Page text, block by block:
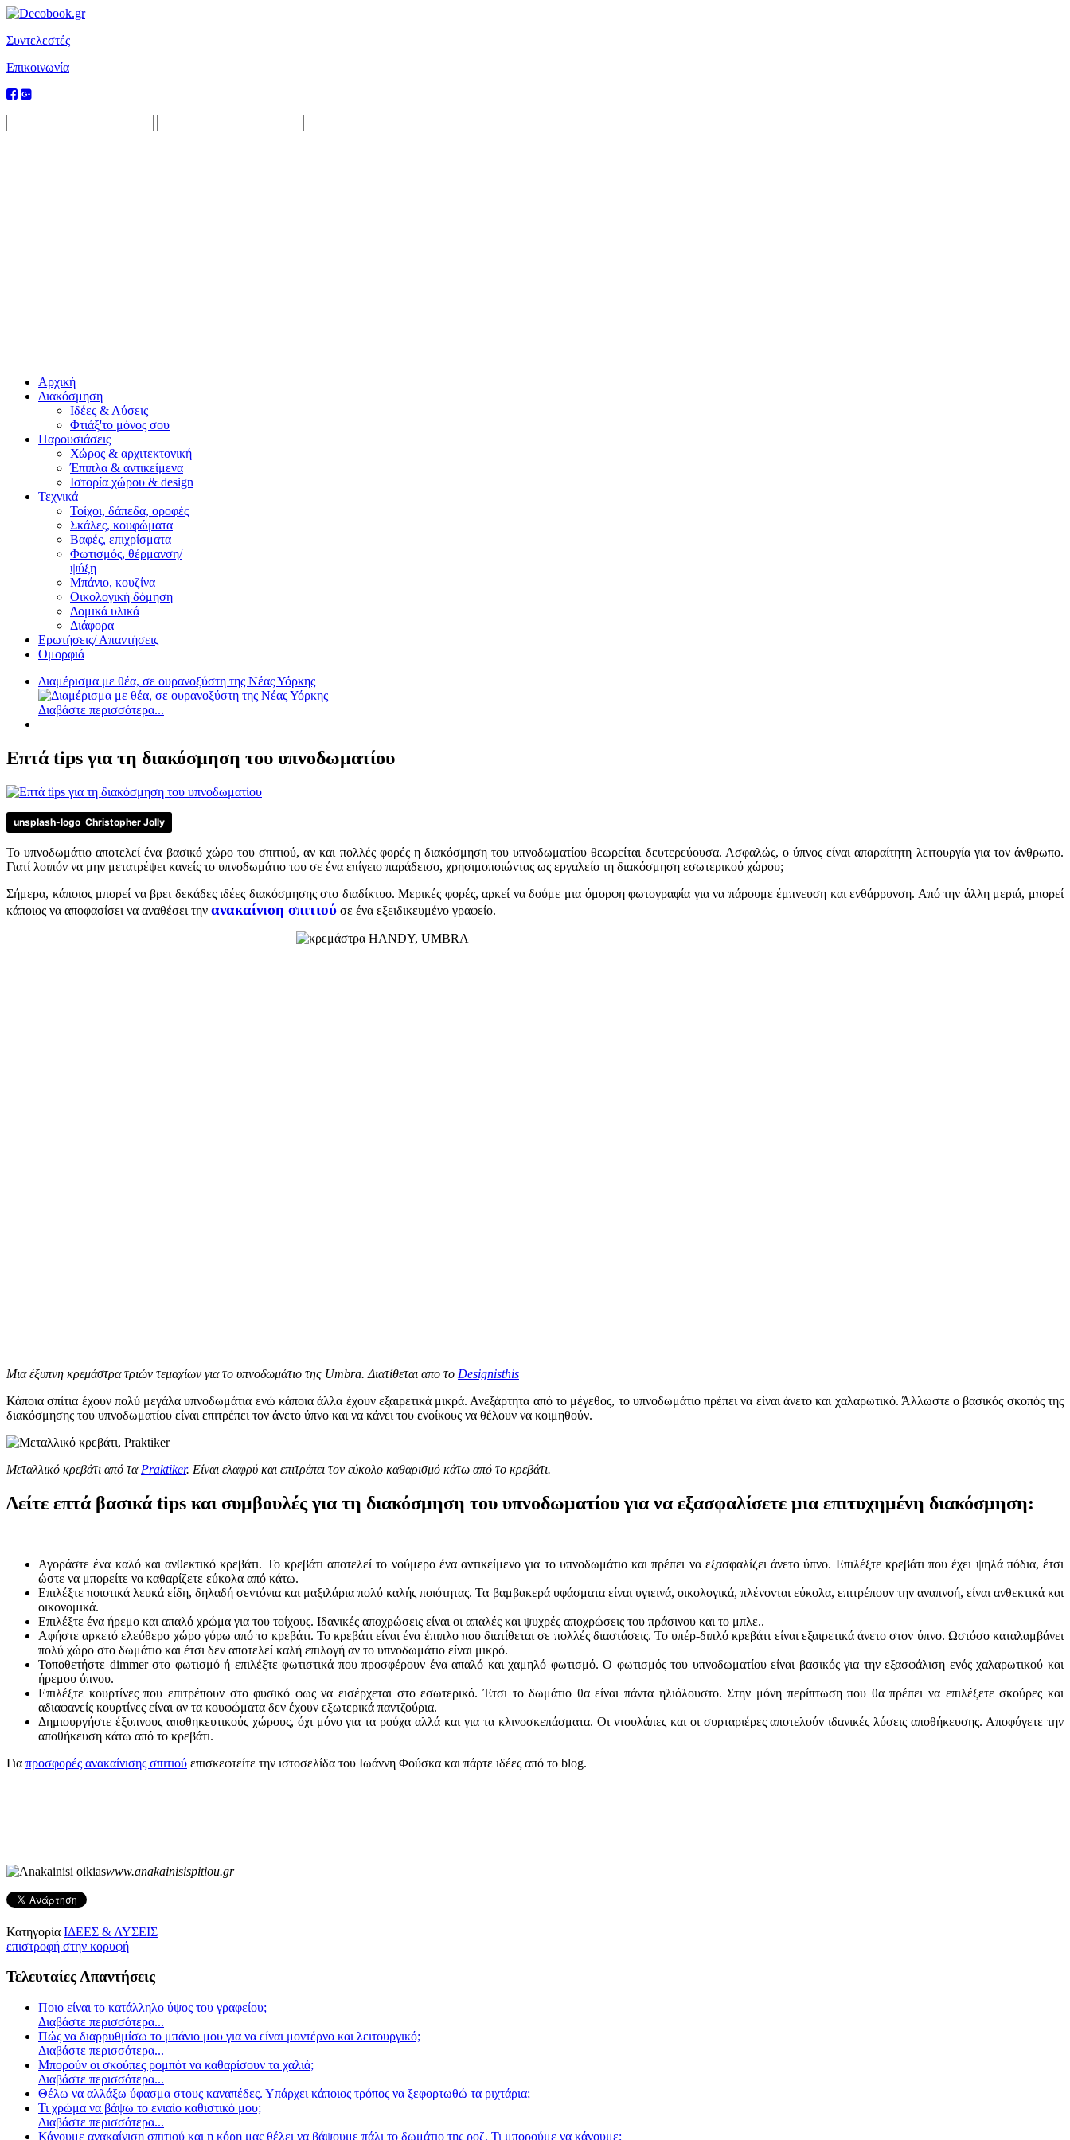
Συντελεστές
Επικοινωνία
Αρχική
Διακόσμηση
Ιδέες & Λύσεις
Φτιάξ'το μόνος σου
Παρουσιάσεις
Χώρος & αρχιτεκτονική
Έπιπλα & αντικείμενα
Ιστορία χώρου & design
Τεχνικά
Τοίχοι, δάπεδα, οροφές
Σκάλες, κουφώματα
Βαφές, επιχρίσματα
Φωτισμός, θέρμανση/
ψύξη
Μπάνιο, κουζίνα
Οικολογική δόμηση
Δομικά υλικά
Διάφορα
Ερωτήσεις/ Απαντήσεις
Ομορφιά
Διαμέρισμα με θέα, σε ουρανοξύστη της Νέας Υόρκης
Διαβάστε περισσότερα...
Επτά tips για τη διακόσμηση του υπνοδωματίου
unsplash-logo Christopher Jolly
Το υπνοδωμάτιο αποτελεί ένα βασικό χώρο του σπιτιού, αν και πολλές φορές η διακόσμηση του υπνοδωματίου θεωρείται δευτερεύουσα. Ασφαλώς, ο ύπνος είναι απαραίτητη λειτουργία για τον άνθρωπο.
Γιατί λοιπόν να μην μετατρέψει κανείς το υπνοδωμάτιο του σε ένα επίγειο παράδεισο, χρησιμοποιώντας ως εργαλείο τη διακόσμηση εσωτερικού χώρου;
Σήμερα, κάποιος μπορεί να βρει δεκάδες ιδέες διακόσμησης στο διαδίκτυο. Μερικές φορές, αρκεί να δούμε μια όμορφη φωτογραφία για να πάρουμε έμπνευση και ενθάρρυνση. Από την άλλη μεριά, μπορεί
κάποιος να αποφασίσει να αναθέσει την ανακαίνιση σπιτιού σε ένα εξειδικευμένο γραφείο.
Μια έξυπνη κρεμάστρα τριών τεμαχίων για το υπνοδωμάτιο της Umbra. Διατίθεται απο το Designisthis
Κάποια σπίτια έχουν πολύ μεγάλα υπνοδωμάτια ενώ κάποια άλλα έχουν εξαιρετικά μικρά. Ανεξάρτητα από το μέγεθος, το υπνοδωμάτιο πρέπει να είναι άνετο και χαλαρωτικό. Άλλωστε ο βασικός σκοπός της
διακόσμησης του υπνοδωματίου είναι επιτρέπει τον άνετο ύπνο και να κάνει του ενοίκους να θέλουν να κοιμηθούν.
Μεταλλικό κρεβάτι από τα Praktiker. Είναι ελαφρύ και επιτρέπει τον εύκολο καθαρισμό κάτω από το κρεβάτι.
Δείτε επτά βασικά tips και συμβουλές για τη διακόσμηση του υπνοδωματίου για να εξασφαλίσετε μια επιτυχημένη διακόσμηση:
Αγοράστε ένα καλό και ανθεκτικό κρεβάτι. Το κρεβάτι αποτελεί το νούμερο ένα αντικείμενο για το υπνοδωμάτιο και πρέπει να εξασφαλίζει άνετο ύπνο. Επιλέξτε κρεβάτι που έχει ψηλά πόδια, έτσι
ώστε να μπορείτε να καθαρίζετε εύκολα από κάτω.
Επιλέξτε ποιοτικά λευκά είδη, δηλαδή σεντόνια και μαξιλάρια πολύ καλής ποιότητας. Τα βαμβακερά υφάσματα είναι υγιεινά, οικολογικά, πλένονται εύκολα, επιτρέπουν την αναπνοή, είναι ανθεκτικά και
οικονομικά.
Επιλέξτε ένα ήρεμο και απαλό χρώμα για του τοίχους. Ιδανικές αποχρώσεις είναι οι απαλές και ψυχρές αποχρώσεις του πράσινου και το μπλε..
Αφήστε αρκετό ελεύθερο χώρο γύρω από το κρεβάτι. Το κρεβάτι είναι ένα έπιπλο που διατίθεται σε πολλές διαστάσεις. Το υπέρ-διπλό κρεβάτι είναι εξαιρετικά άνετο στον ύπνο. Ωστόσο καταλαμβάνει
πολύ χώρο στο δωμάτιο και έτσι δεν αποτελεί καλή επιλογή αν το υπνοδωμάτιο είναι μικρό.
Τοποθετήστε dimmer στο φωτισμό ή επιλέξτε φωτιστικά που προσφέρουν ένα απαλό και χαμηλό φωτισμό. Ο φωτισμός του υπνοδωματίου είναι βασικός για την εξασφάλιση ενός χαλαρωτικού και
ήρεμου ύπνου.
Επιλέξτε κουρτίνες που επιτρέπουν στο φυσικό φως να εισέρχεται στο εσωτερικό. Έτσι το δωμάτιο θα είναι πάντα ηλιόλουστο. Στην μόνη περίπτωση που θα πρέπει να επιλέξετε σκούρες και
αδιαφανείς κουρτίνες είναι αν τα κουφώματα δεν έχουν εξωτερικά παντζούρια.
Δημιουργήστε έξυπνους αποθηκευτικούς χώρους, όχι μόνο για τα ρούχα αλλά και για τα κλινοσκεπάσματα. Οι ντουλάπες και οι συρταριέρες αποτελούν ιδανικές λύσεις αποθήκευσης. Αποφύγετε την
αποθήκευση κάτω από το κρεβάτι.
Για προσφορές ανακαίνισης σπιτιού επισκεφτείτε την ιστοσελίδα του Ιωάννη Φούσκα και πάρτε ιδέες από το blog.
www.anakainisispitiou.gr
Κατηγορία ΙΔΕΕΣ & ΛΥΣΕΙΣ
επιστροφή στην κορυφή
Τελευταίες Απαντήσεις
Ποιο είναι το κατάλληλο ύψος του γραφείου;
Διαβάστε περισσότερα...
Πώς να διαρρυθμίσω το μπάνιο μου για να είναι μοντέρνο και λειτουργικό;
Διαβάστε περισσότερα...
Μπορούν οι σκούπες ρομπότ να καθαρίσουν τα χαλιά;
Διαβάστε περισσότερα...
Θέλω να αλλάξω ύφασμα στους καναπέδες. Υπάρχει κάποιος τρόπος να ξεφορτωθώ τα ριχτάρια;
Τι χρώμα να βάψω το ενιαίο καθιστικό μου;
Διαβάστε περισσότερα...
Κάνουμε ανακαίνιση σπιτιού και η κόρη μας θέλει να βάψουμε πάλι το δωμάτιο της ροζ. Τι μπορούμε να κάνουμε;